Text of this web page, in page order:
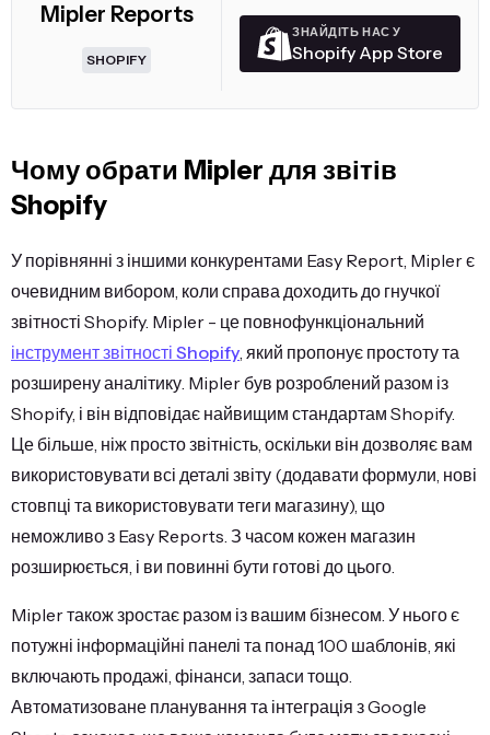
Mipler Reports
SHOPIFY
ЗНАЙДІТЬ НАС У
Shopify App Store
Чому обрати Mipler для звітів
Shopify
У порівнянні з іншими конкурентами Easy Report, Mipler є
очевидним вибором, коли справа доходить до гнучкої
звітності Shopify. Mipler - це повнофункціональний
інструмент звітності Shopify, який пропонує простоту та
розширену аналітику. Mipler був розроблений разом із
Shopify, і він відповідає найвищим стандартам Shopify.
Це більше, ніж просто звітність, оскільки він дозволяє вам
використовувати всі деталі звіту (додавати формули, нові
стовпці та використовувати теги магазину), що
неможливо з Easy Reports. З часом кожен магазин
розширюється, і ви повинні бути готові до цього.
Mipler також зростає разом із вашим бізнесом. У нього є
потужні інформаційні панелі та понад 100 шаблонів, які
включають продажі, фінанси, запаси тощо.
Автоматизоване планування та інтеграція з Google